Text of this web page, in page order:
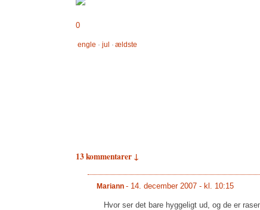
0
engle · jul · ældste
13 kommentarer ↓
Mariann - 14. december 2007 - kl. 10:15
Hvor ser det bare hyggeligt ud, og de er